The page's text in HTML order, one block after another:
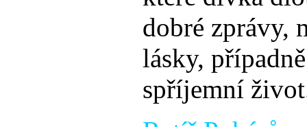
dobré zprávy,
lásky,
spříjemní